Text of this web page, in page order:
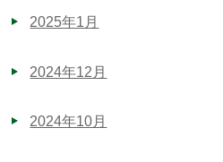
2025年1月
2024年12月
2024年10月